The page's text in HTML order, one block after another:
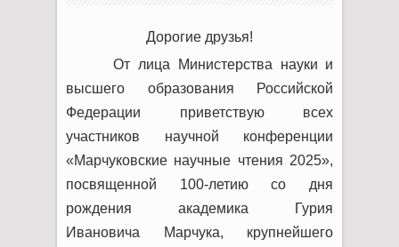
Дорогие друзья!
От лица Министерства науки и
высшего образования Российской
Федерации приветствую всех
участников научной конференции
«Марчуковские научные чтения 2025»,
посвященной 100-летию со дня
рождения академика Гурия
Ивановича Марчука, крупнейшего